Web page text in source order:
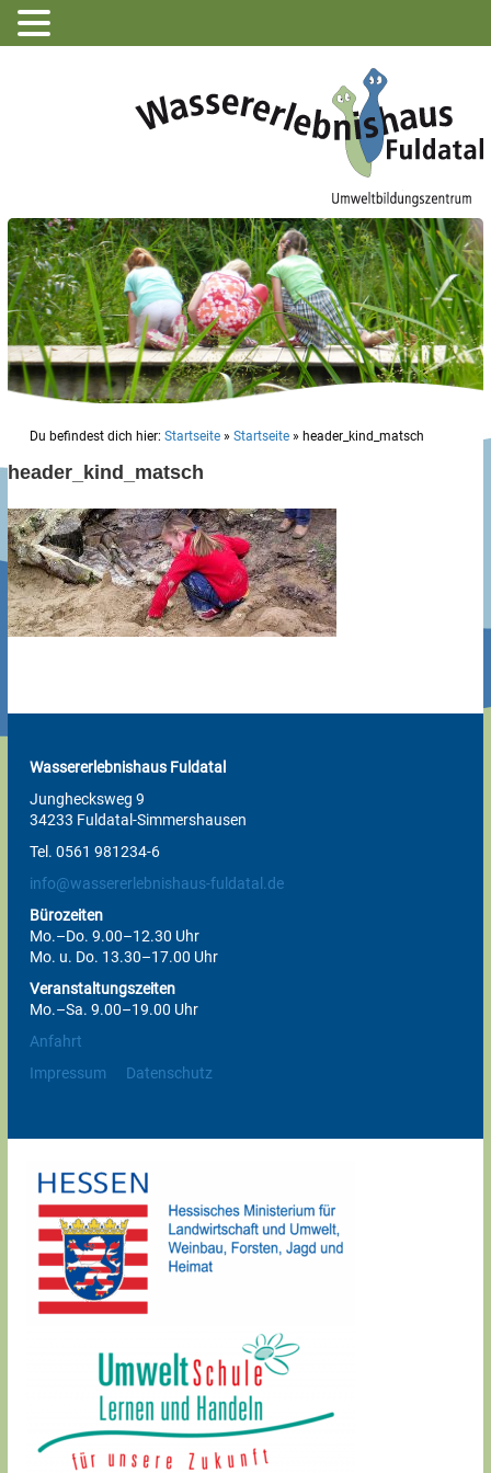
Du befindest dich hier: Startseite » Startseite » header_kind_matsch
header_kind_matsch
Wassererlebnishaus Fuldatal
Junghecksweg 9
34233 Fuldatal-Simmershausen
Tel. 0561 981234-6
info@wassererlebnishaus-fuldatal.de
Bürozeiten
Mo.–Do. 9.00–12.30 Uhr
Mo. u. Do. 13.30–17.00 Uhr
Veranstaltungszeiten
Mo.–Sa. 9.00–19.00 Uhr
Anfahrt
Impressum
Datenschutz